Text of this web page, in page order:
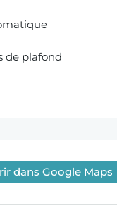
de plafond
dans Google Maps